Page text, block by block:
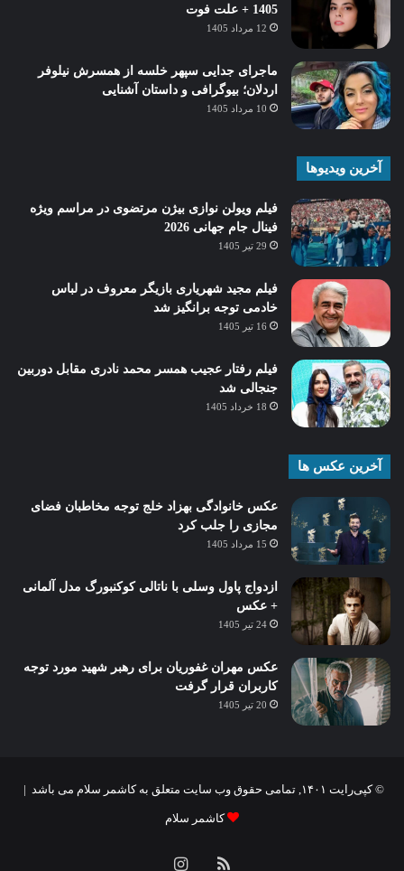
1405 + علت فوت
12 مرداد 1405
ماجرای جدایی سپهر خلسه از همسرش نیلوفر
اردلان؛ بیوگرافی و داستان آشنایی
10 مرداد 1405
آخرین ویدیوها
فیلم ویولن نوازی بیژن مرتضوی در مراسم ویژه
فینال جام جهانی 2026
29 تیر 1405
فیلم مجید شهریاری بازیگر معروف در لباس
خادمی توجه برانگیز شد
16 تیر 1405
فیلم رفتار عجیب همسر محمد نادری مقابل دوربین
جنجالی شد
18 خرداد 1405
آخرین عکس ها
عکس خانوادگی بهزاد خلج توجه مخاطبان فضای
مجازی را جلب کرد
15 مرداد 1405
ازدواج پاول وسلی با ناتالی کوکنبورگ مدل آلمانی
+ عکس
24 تیر 1405
عکس مهران غفوریان برای رهبر شهید مورد توجه
کاربران قرار گرفت
20 تیر 1405
© کپی‌رایت ۱۴۰۱, تمامی حقوق وب سایت متعلق به کاشمر سلام می باشد |
کاشمر سلام
خوراکاینستاگرام